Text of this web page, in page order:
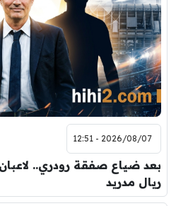
2026/08/07 - 12:51
بعد ضياع صفقة رودري..
ريال مدريد